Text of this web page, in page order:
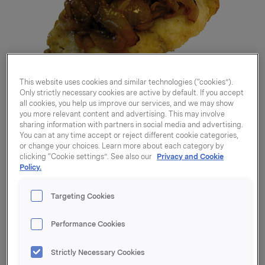
Seibiff m/løk forstekt
110-150g
This website uses cookies and similar technologies (“cookies”).
Only strictly necessary cookies are active by default. If you accept
all cookies, you help us improve our services, and we may show
you more relevant content and advertising. This may involve
sharing information with partners in social media and advertising.
You can at any time accept or reject different cookie categories,
or change your choices. Learn more about each category by
clicking “Cookie settings”. See also our Privacy and Cookie
Policy.
Targeting Cookies
Performance Cookies
Strictly Necessary Cookies